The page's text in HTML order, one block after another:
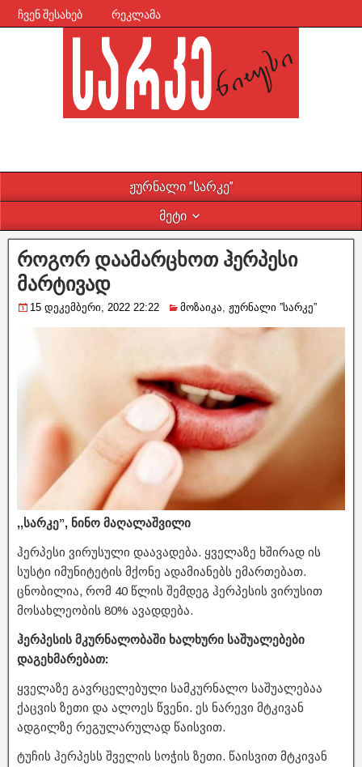
ჩვენ შესახებ რეკლამა
ჟურნალი ”სარკე”
მეტი
როგორ დაამარცხოთ ჰერპესი
მარტივად
15 დეკემბერი, 2022 22:22 მოზაიკა, ჟურნალი ”სარკე”
,,სარკე”, ნინო მაღალაშვილი
ჰერპესი ვირუსული დაავადება. ყველაზე ხშირად ის
სუსტი იმუნიტეტის მქონე ადამიანებს ემართებათ.
ცნობილია, რომ 40 წლის შემდეგ ჰერპესის ვირუსით
მოსახლეობის 80% ავადდება.
ჰერპესის მკურნალობაში ხალხური საშუალებები
დაგეხმარებათ:
ყველაზე გავრცელებული სამკურნალო საშუალებაა
ქაცვის ზეთი და ალოეს წვენი. ეს ნარევი მტკივან
ადგილზე რეგულარულად წაისვით.
ტუჩის ჰერპესს შველის სოჭის ზეთი. წაისვით მტკივან